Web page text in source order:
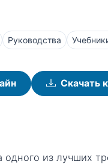
Руководства
Скачать
одного из лучших